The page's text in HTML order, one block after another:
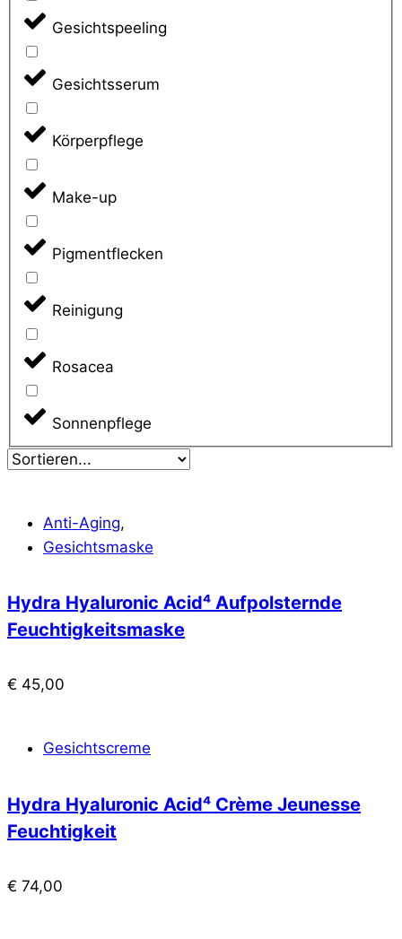
Gesichtspeeling
Gesichtsserum
Körperpflege
Make-up
Pigmentflecken
Reinigung
Rosacea
Sonnenpflege
Anti-Aging,
Gesichtsmaske
Hydra Hyaluronic Acid⁴ Aufpolsternde
Feuchtigkeitsmaske
€ 45,00
Gesichtscreme
Hydra Hyaluronic Acid⁴ Crème Jeunesse
Feuchtigkeit
€ 74,00